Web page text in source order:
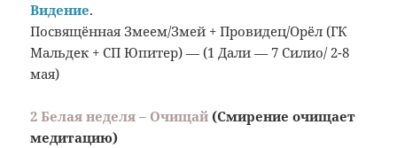
Видение.
Посвящённая Змеем/Змей + Провидец/Орёл (ГК
Мальдек + СП Юпитер) — (1 Дали — 7 Силио/ 2-8
мая)
2 Белая неделя – Очищай (Смирение очищает
медитацию)